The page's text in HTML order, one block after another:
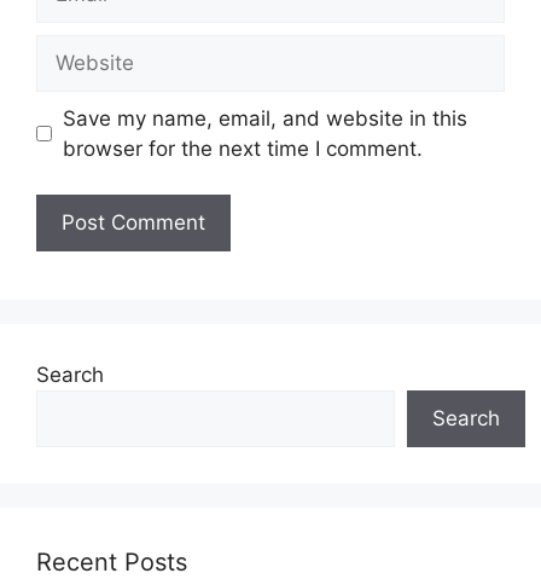
Save my name, email, and website in this
browser for the next time I comment.
Search
Search
Recent Posts